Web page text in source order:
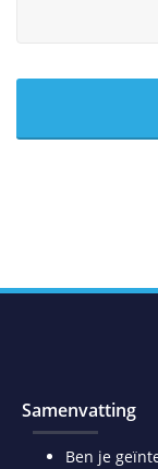
Samenvatting
Ben je